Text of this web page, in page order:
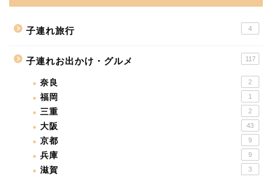
子連れ旅行 4
子連れお出かけ・グルメ 117
奈良 2
福岡 1
三重 2
大阪 43
京都 9
兵庫 9
滋賀 3